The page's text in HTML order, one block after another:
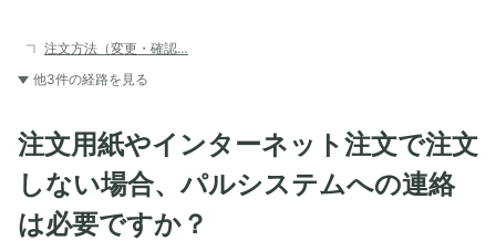
注文方法（変更・確認…
他3件の経路を見る
注文用紙やインターネット注文で注文
しない場合、パルシステムへの連絡
は必要ですか？